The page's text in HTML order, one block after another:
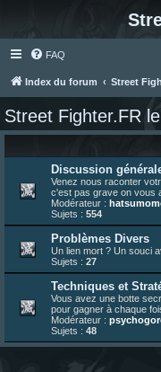
FAQ
Index du forum Street
Street Fighter.FR
Discussion
Venez nous raconter
c'est pas grave on vous
Modérateur :
Sujets : 554
Problèmes Divers
Un lien mort ? Un souci
Sujets : 27
Techniques et
Vous avez une botte
pour gagner à chaque
Modérateur :
Sujets : 48